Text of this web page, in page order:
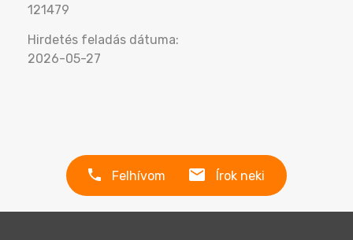
121479
Hirdetés feladás dátuma:
2026-05-27
Felhívom Írok neki